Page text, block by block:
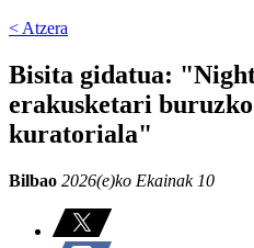
< Atzera
Bisita gidatua:
erakusketari
kuratoriala"
Bilbao 2026(e)ko Ekainak 10